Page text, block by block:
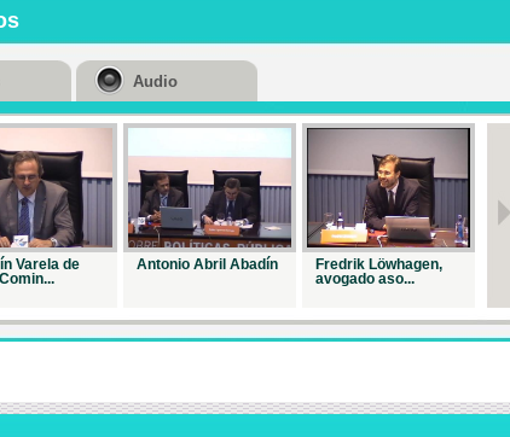
Os
O
obxect...
Repr. 19503
Clausura do
curso mon...
Repr. 19276
Varela de
Antonio Abril Abadín
Fredrik Löwhagen,
avogado aso...
Audio